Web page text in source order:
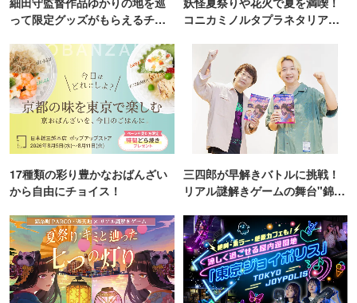
って限定グッズがもらえるチャ
コニカミノルタプラネタリア
17種類の彩り豊かなおばんざい
から自由にチョイス！
三四郎が早解きバトルに挑戦！
リアル謎解きゲームの舞台"錦糸